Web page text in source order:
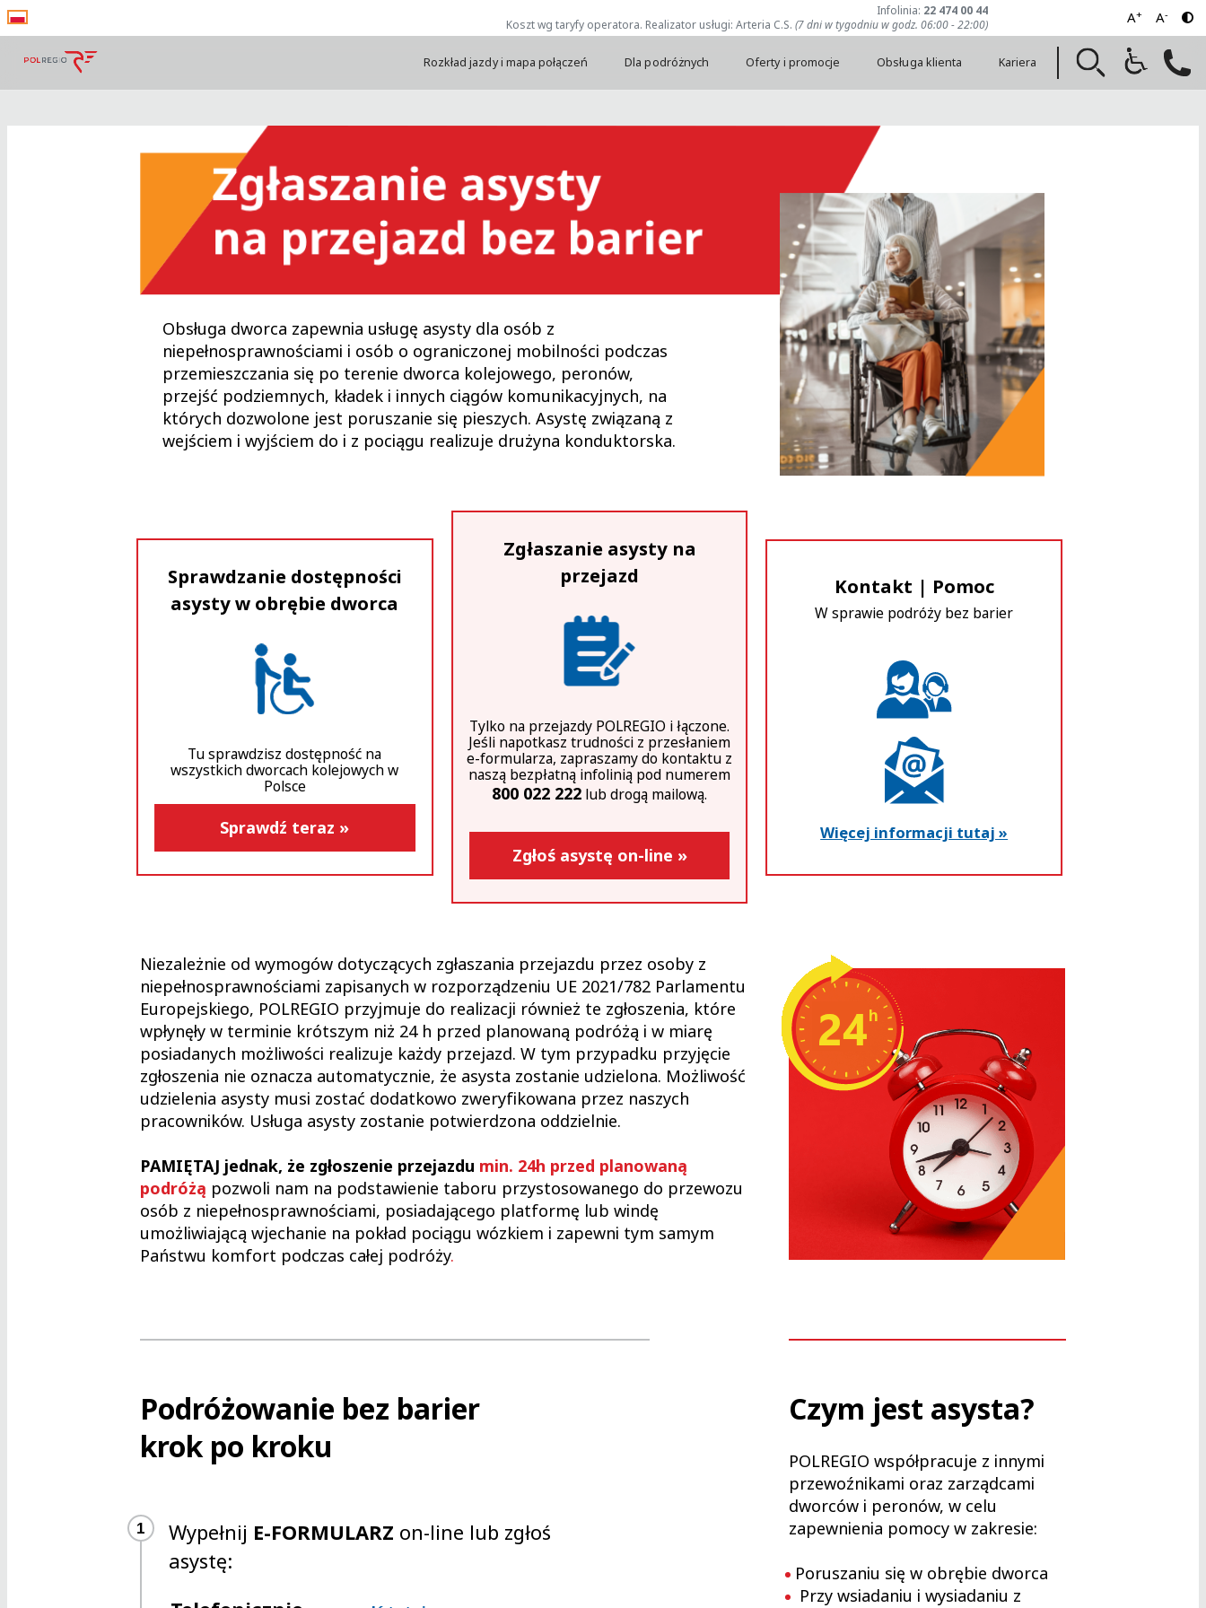
Infolinia: 22 474 00 44
Koszt wg taryfy operatora. Realizator usługi: Arteria C.S. (7 dni w tygodniu w godz. 06:00 - 22:00) A+ A-
Rozkład jazdy i mapa połączeń Dla podróżnych Oferty i promocje Obsługa klienta Kariera
Obsługa dworca zapewnia usługę asysty dla osób z
niepełnosprawnościami i osób o ograniczonej mobilności podczas
przemieszczania się po terenie dworca kolejowego, peronów,
przejść podziemnych, kładek i innych ciągów komunikacyjnych, na
których dozwolone jest poruszanie się pieszych. Asystę związaną z
wejściem i wyjściem do i z pociągu realizuje drużyna konduktorska.
Sprawdzanie dostępności
asysty w obrębie dworca
Tu sprawdzisz dostępność na
wszystkich dworcach kolejowych w
Polsce
Sprawdź teraz »
Zgłaszanie asysty na
przejazd
Tylko na przejazdy POLREGIO i łączone.
Jeśli napotkasz trudności z przesłaniem
e-formularza, zapraszamy do kontaktu z
naszą bezpłatną infolinią pod numerem
800 022 222 lub drogą mailową.
Zgłoś asystę on-line »
Kontakt | Pomoc
W sprawie podróży bez barier
Więcej informacji tutaj »
Niezależnie od wymogów dotyczących zgłaszania przejazdu przez osoby z
niepełnosprawnościami zapisanych w rozporządzeniu UE 2021/782 Parlamentu
Europejskiego, POLREGIO przyjmuje do realizacji również te zgłoszenia, które
wpłynęły w terminie krótszym niż 24 h przed planowaną podróżą i w miarę
posiadanych możliwości realizuje każdy przejazd. W tym przypadku przyjęcie
zgłoszenia nie oznacza automatycznie, że asysta zostanie udzielona. Możliwość
udzielenia asysty musi zostać dodatkowo zweryfikowana przez naszych
pracowników. Usługa asysty zostanie potwierdzona oddzielnie.
PAMIĘTAJ jednak, że zgłoszenie przejazdu min. 24h przed planowaną
podróżą pozwoli nam na podstawienie taboru przystosowanego do przewozu
osób z niepełnosprawnościami, posiadającego platformę lub windę
umożliwiającą wjechanie na pokład pociągu wózkiem i zapewni tym samym
Państwu komfort podczas całej podróży.
Podróżowanie bez barier
krok po kroku
1 Wypełnij E-FORMULARZ on-line lub zgłoś
asystę:
Czym jest asysta?
POLREGIO współpracuje z innymi
przewoźnikami oraz zarządcami
dworców i peronów, w celu
zapewnienia pomocy w zakresie:
Poruszaniu się w obrębie dworca
Przy wsiadaniu i wysiadaniu z